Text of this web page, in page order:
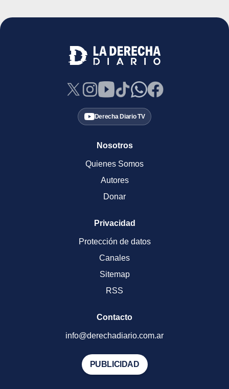
Derecha Diario TV
Nosotros
Quienes Somos
Autores
Donar
Privacidad
Protección de datos
Canales
Sitemap
RSS
Contacto
info@derechadiario.com.ar
PUBLICIDAD